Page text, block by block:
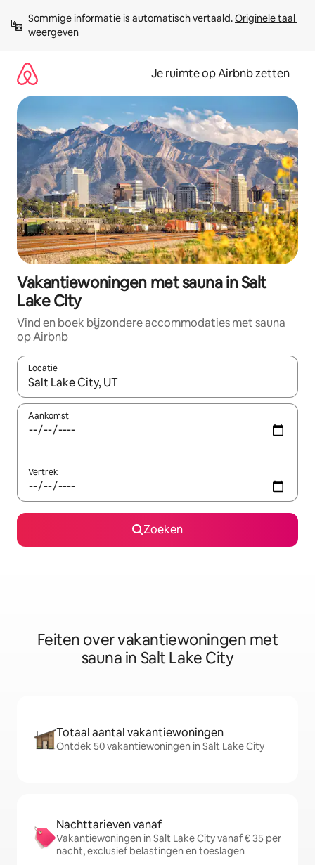
direct
naar
Sommige informatie is automatisch vertaald. Originele taal
weergeven
Je ruimte op Airbnb zetten
Vakantiewoningen met sauna in Salt
Lake City
Vind en boek bijzondere accommodaties met sauna
op Airbnb
Locatie
Wanneer er suggesties beschikbaar zijn, maak je een keuze
Aankomst
Vertrek
Zoeken
Feiten over vakantiewoningen met
sauna in Salt Lake City
Totaal aantal vakantiewoningen
Ontdek 50 vakantiewoningen in Salt Lake City
Nachttarieven vanaf
Vakantiewoningen in Salt Lake City vanaf € 35 per
nacht, exclusief belastingen en toeslagen